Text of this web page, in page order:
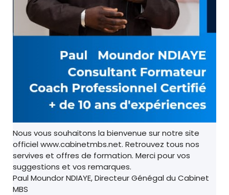
Nous vous souhaitons la bienvenue sur notre site
officiel www.cabinetmbs.net. Retrouvez tous nos
servives et offres de formation. Merci pour vos
suggestions et vos remarques.
Paul Moundor NDIAYE, Directeur Génégal du Cabinet
MBS